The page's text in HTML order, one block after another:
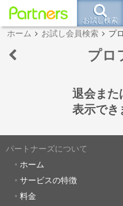
お試し検索
ホーム お試し会員検索 プ
プロ
退会また
表示でき
パートナーズについて
ホーム
サービスの特徴
料金